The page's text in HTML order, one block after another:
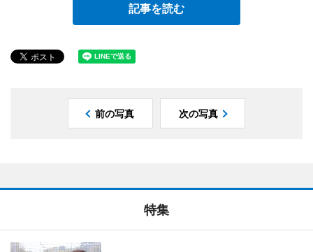
記事を読む
前の写真 次の写真
特集